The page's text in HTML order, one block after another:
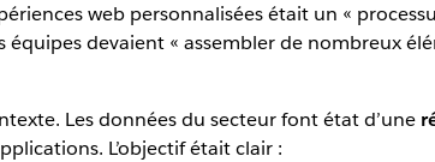
web personnalisées était un «
devaient « assembler de nombreux
Les données du secteur font état d’une
L’objectif était clair :